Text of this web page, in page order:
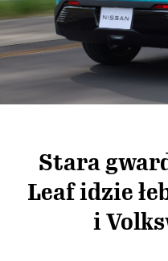
Stara
Leaf idzie
i